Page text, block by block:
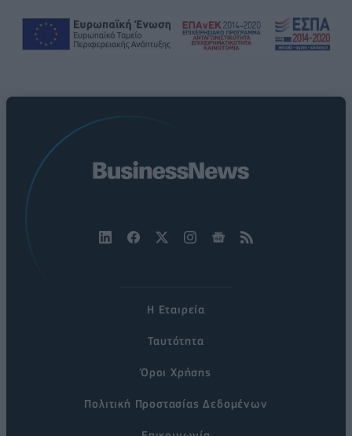
Η Εταιρεία
Ταυτότητα
Όροι Χρήσης
Πολιτική Προστασίας Δεδομένων